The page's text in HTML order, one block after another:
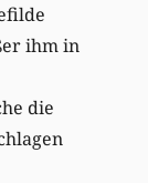
ihm in
die